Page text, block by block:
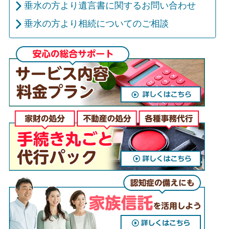
垂水の方より遺言書に関するお問い合わせ
垂水の方より相続についてのご相談